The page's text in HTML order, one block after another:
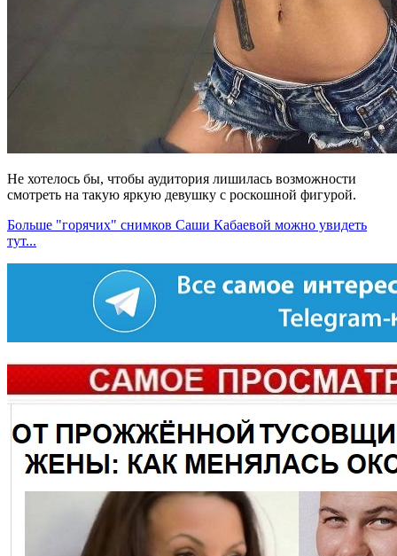
Не хотелось бы, чтобы аудитория лишилась возможности
смотреть на такую яркую девушку с роскошной фигурой.
Больше "горячих" снимков Саши Кабаевой можно увидеть
тут...